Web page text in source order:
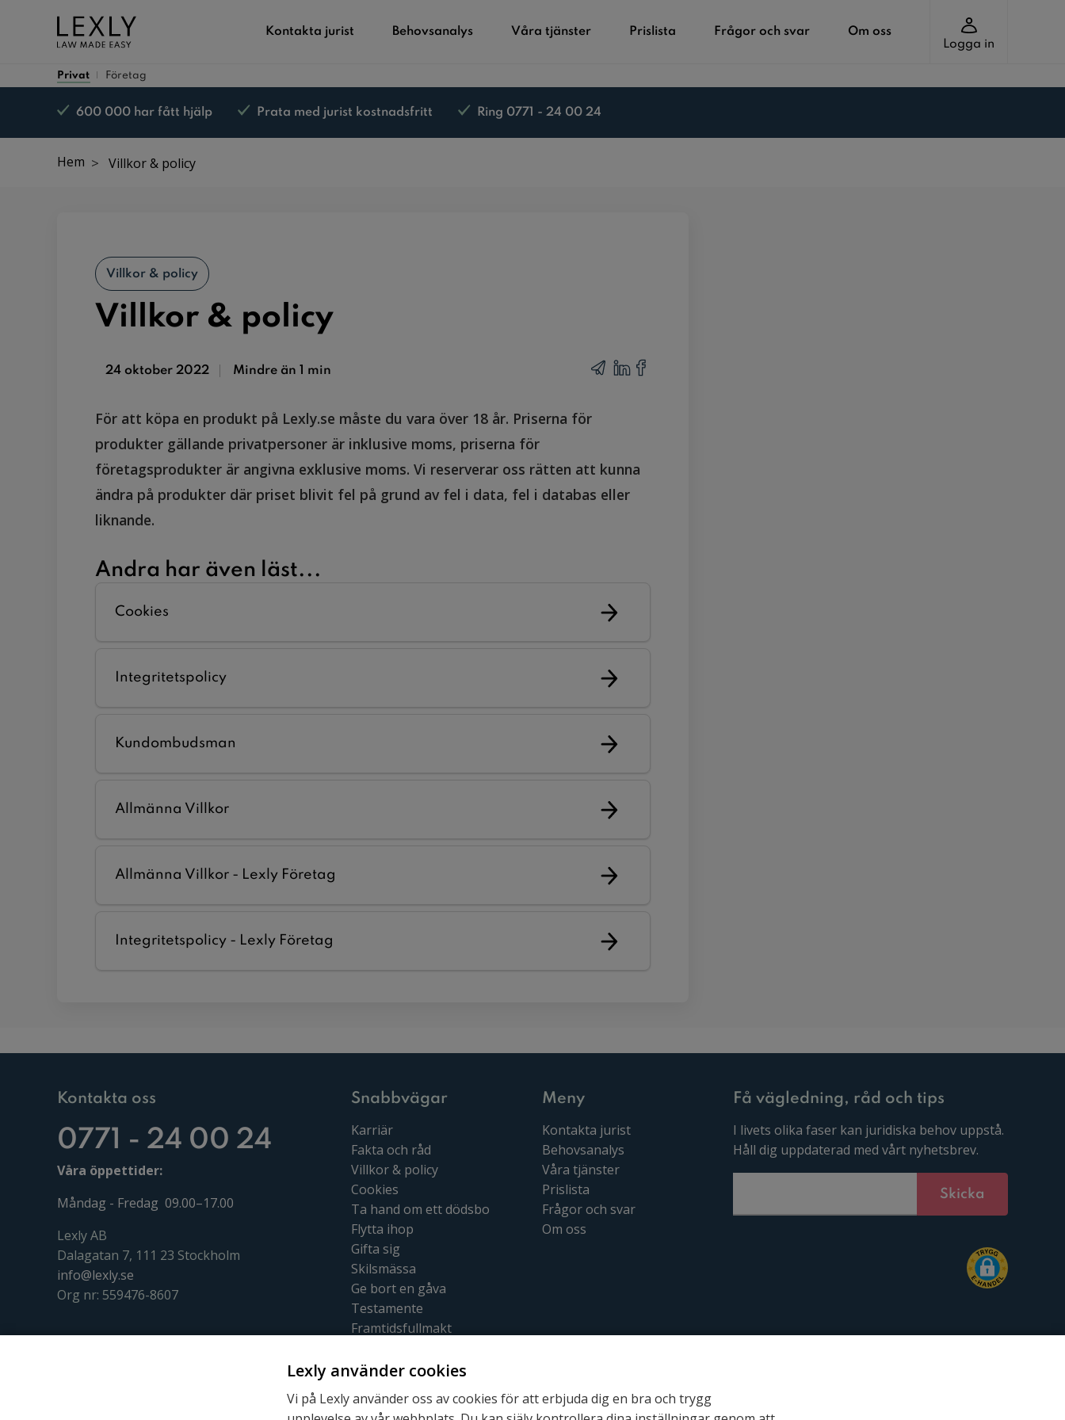
Kontakta jurist Behovsanalys Våra tjänster Prislista Frågor och svar
Om oss
Logga in
Privat Företag
600 000 har fått hjälp Prata med jurist kostnadsfritt
Ring 0771 - 24 00 24
Nöjd kund-garanti*
Hem Villkor & policy
Villkor & policy
Villkor & policy
24 oktober 2022 Mindre än 1 min
För att köpa en produkt på Lexly.se måste du vara över 18 år. Priserna för
produkter gällande privatpersoner är inklusive moms, priserna för
företagsprodukter är angivna exklusive moms. Vi reserverar oss rätten att kunna
ändra på produkter där priset blivit fel på grund av fel i data, fel i databas eller
liknande.
Andra har även läst...
Cookies
Integritetspolicy
Kundombudsman
Allmänna Villkor
Allmänna Villkor - Lexly Företag
Integritetspolicy - Lexly Företag
Kontakta oss
0771 - 24 00 24
Våra öppettider:
Måndag - Fredag 09.00–17.00
Lexly AB
Dalagatan 7, 111 23 Stockholm
info@lexly.se
Org nr: 559476-8607
Snabbvägar
Karriär
Fakta och råd
Villkor & policy
Cookies
Ta hand om ett dödsbo
Flytta ihop
Gifta sig
Skilsmässa
Ge bort en gåva
Testamente
Framtidsfullmakt
Meny
Kontakta jurist
Behovsanalys
Våra tjänster
Prislista
Frågor och svar
Om oss
Få vägledning, råd och tips
I livets olika faser kan juridiska behov uppstå.
Håll dig uppdaterad med vårt nyhetsbrev.
Lexly använder cookies
Vi på Lexly använder oss av cookies för att erbjuda dig en bra och trygg